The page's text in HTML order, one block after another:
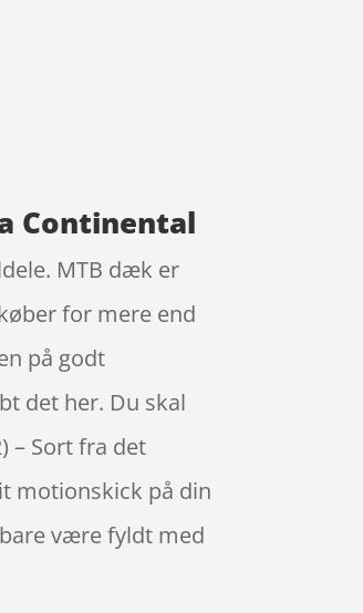
Continental
MTB dæk er
for mere end
på godt
det her. Du skal
– Sort fra det
motionskick på din
være fyldt med